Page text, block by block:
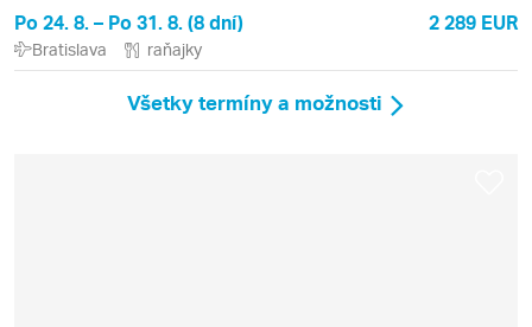
Po 24. 8. – Po 31. 8. (8 dní) 2 289 EUR
Bratislava raňajky
Všetky termíny a možnosti